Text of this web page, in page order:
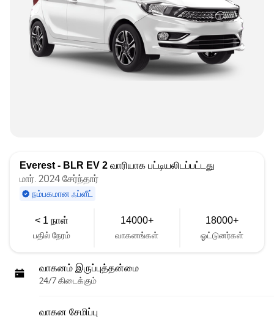
Everest - BLR EV 2 வாரியாக பட்டியலிடப்பட்டது
மார். 2024 சேர்ந்தார்
நம்பகமான ஃப்ளீட்
< 1 நாள்
பதில் நேரம்
14000+
வாகனங்கள்
18000+
ஓட்டுனர்கள்
வாகனம் இருப்புத்தன்மை
24/7 கிடைக்கும்
வாகன சேமிப்பு